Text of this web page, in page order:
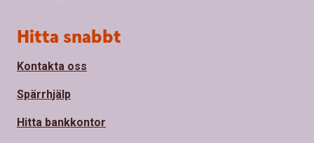
Sidfot
Hitta snabbt
Kontakta oss
Spärrhjälp
Hitta bankkontor